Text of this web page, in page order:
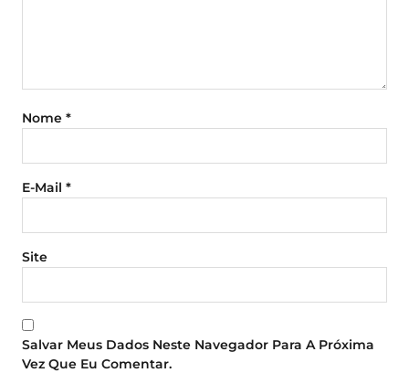
Nome *
E-Mail *
Site
Salvar Meus Dados Neste Navegador Para A Próxima
Vez Que Eu Comentar.